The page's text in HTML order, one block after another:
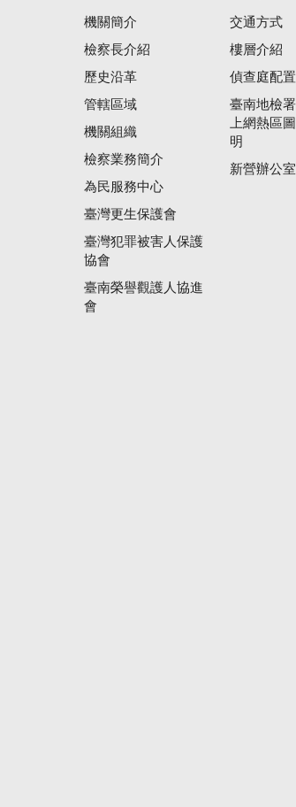
機關簡介
檢察長介紹
歷史沿革
管轄區域
機關組織
檢察業務簡介
為民服務中心
臺灣更生保護會
臺灣犯罪被害人保護
協會
臺南榮譽觀護人協進
會
交通方式
樓層介紹
偵查庭配
臺南地檢
上網熱區
明
新營辦公室